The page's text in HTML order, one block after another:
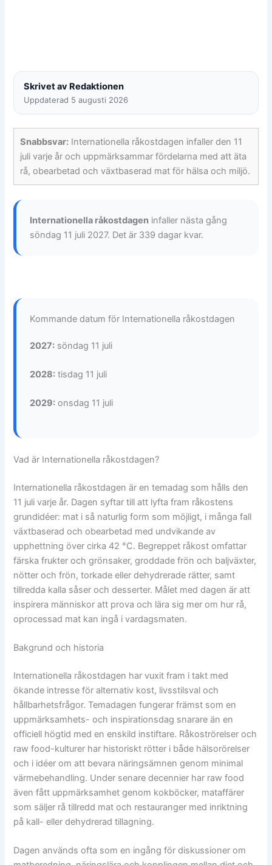
Skrivet av Redaktionen
Uppdaterad 5 augusti 2026
Snabbsvar: Internationella råkostdagen infaller den 11
juli varje år och uppmärksammar fördelarna med att äta
rå, obearbetad och växtbaserad mat för hälsa och miljö.
Internationella råkostdagen infaller nästa gång
söndag 11 juli 2027. Det är 339 dagar kvar.
Kommande datum för Internationella råkostdagen
2027: söndag 11 juli
2028: tisdag 11 juli
2029: onsdag 11 juli
Vad är Internationella råkostdagen?
Internationella råkostdagen är en temadag som hålls den
11 juli varje år. Dagen syftar till att lyfta fram råkostens
grundidéer: mat i så naturlig form som möjligt, i många fall
växtbaserad och obearbetad med undvikande av
upphettning över cirka 42 °C. Begreppet råkost omfattar
färska frukter och grönsaker, groddade frön och baljväxter,
nötter och frön, torkade eller dehydrerade rätter, samt
tillredda kalla såser och desserter. Målet med dagen är att
inspirera människor att prova och lära sig mer om hur rå,
oprocessad mat kan ingå i vardagsmaten.
Bakgrund och historia
Internationella råkostdagen har vuxit fram i takt med
ökande intresse för alternativ kost, livsstilsval och
hållbarhetsfrågor. Temadagen fungerar främst som en
uppmärksamhets- och inspirationsdag snarare än en
officiell högtid med en enskild instiftare. Råkoströrelser och
raw food-kulturer har historiskt rötter i både hälsorörelser
och i idéer om att bevara näringsämnen genom minimal
värmebehandling. Under senare decennier har raw food
även fått uppmärksamhet genom kokböcker, mataffärer
som säljer rå tillredd mat och restauranger med inriktning
på kall- eller dehydrerad tillagning.
Dagen används ofta som en ingång för diskussioner om